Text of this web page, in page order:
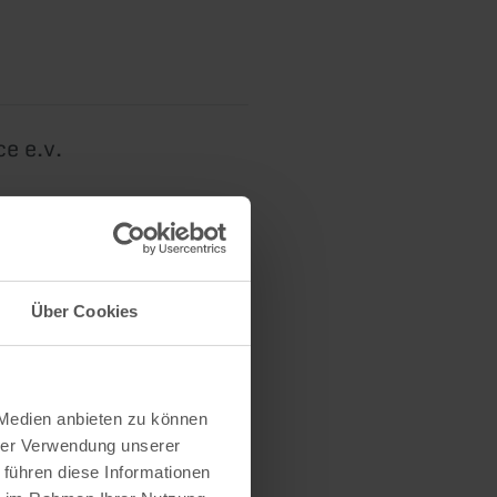
Über Cookies
anbieten zu können
Verwendung unserer
diese Informationen
e.v.